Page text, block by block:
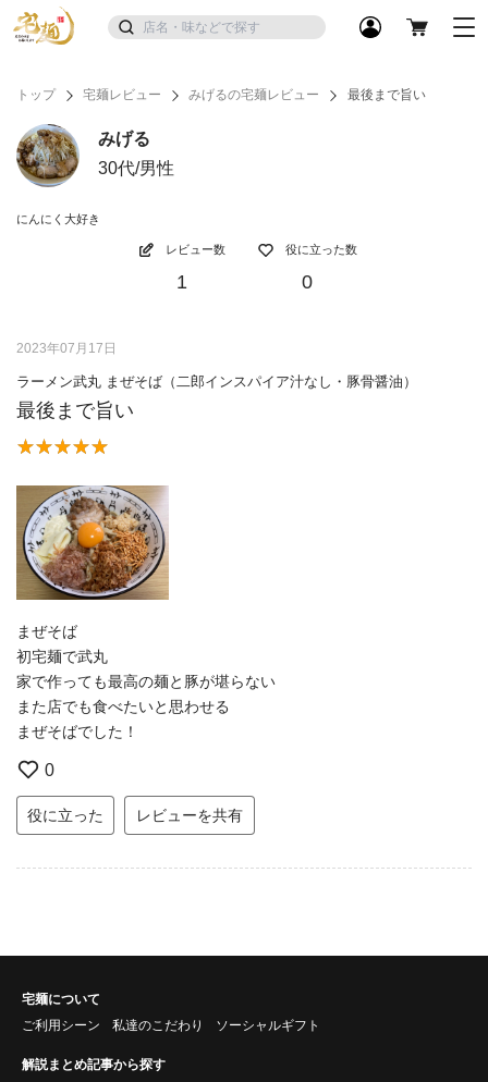
トップ 宅麺レビュー みげるの宅麺レビュー 最後まで旨い
みげる
30代/男性
にんにく大好き
レビュー数
1
役に立った数
0
2023年07月17日
ラーメン武丸 まぜそば（二郎インスパイア汁なし・豚骨醤油）
最後まで旨い
まぜそば
初宅麺で武丸
家で作っても最高の麺と豚が堪らない
また店でも食べたいと思わせる
まぜそばでした！
0
役に立った レビューを共有
宅麺について
ご利用シーン
私達のこだわり ソーシャルギフト
解説まとめ記事から探す